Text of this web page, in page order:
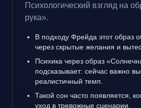
Психологический взгляд на
рука».
В подходу Фрейда этот образ
через скрытые желания и
Психика через образ
подсказывает: сейчас важно
реалистичный темп.
Такой сон часто появляется,
уход в тревожные сценарии.